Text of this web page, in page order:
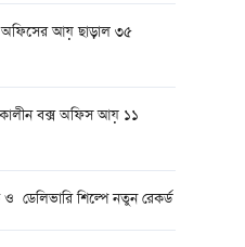
অফিসের আয় ছাড়াল ৩৫
বক্স অফিস আয় ১১
ডেলিভারি শিল্পে নতুন রেকর্ড